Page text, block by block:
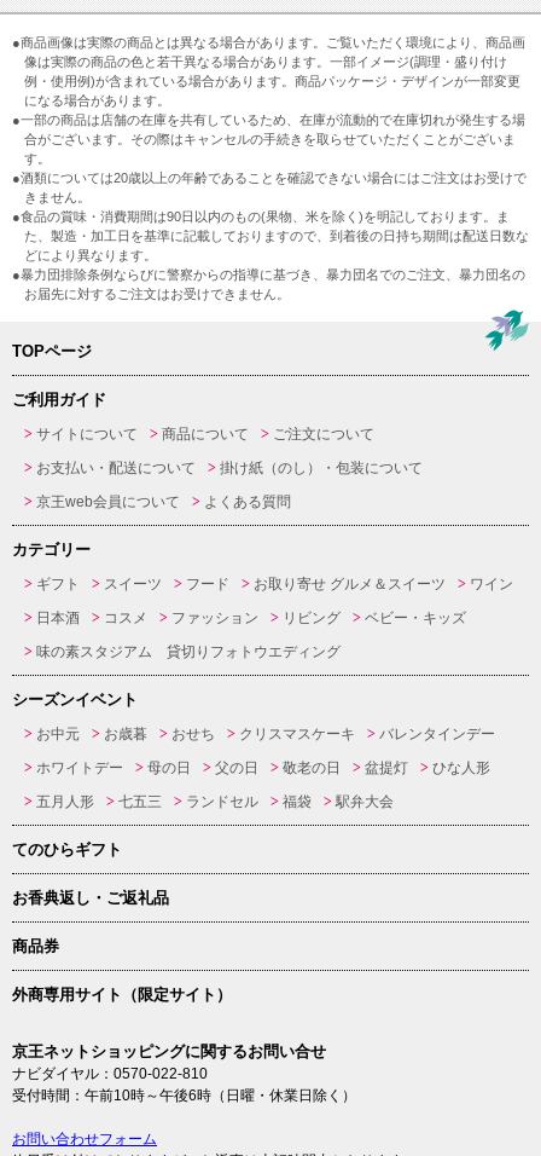
●商品画像は実際の商品とは異なる場合があります。ご覧いただく環境により、商品画
像は実際の商品の色と若干異なる場合があります。一部イメージ(調理・盛り付け
例・使用例)が含まれている場合があります。商品パッケージ・デザインが一部変更
になる場合があります。
●一部の商品は店舗の在庫を共有しているため、在庫が流動的で在庫切れが発生する場
合がございます。その際はキャンセルの手続きを取らせていただくことがございま
す。
●酒類については20歳以上の年齢であることを確認できない場合にはご注文はお受けで
きません。
●食品の賞味・消費期間は90日以内のもの(果物、米を除く)を明記しております。ま
た、製造・加工日を基準に記載しておりますので、到着後の日持ち期間は配送日数な
どにより異なります。
●暴力団排除条例ならびに警察からの指導に基づき、暴力団名でのご注文、暴力団名の
お届先に対するご注文はお受けできません。
TOPページ
ご利用ガイド
サイトについて 商品について
ご注文について
お支払い・配送について
掛け紙（のし）・包装について
京王web会員について
よくある質問
カテゴリー
ギフト スイーツ フード お取り寄せ グルメ＆スイーツ
ワイン
日本酒
コスメ ファッション リビング
ベビー・キッズ
味の素スタジアム 貸切りフォトウエディング
シーズンイベント
お中元 お歳暮 おせち クリスマスケーキ
バレンタインデー
ホワイトデー
母の日 父の日 敬老の日 盆提灯
ひな人形
五月人形
七五三 ランドセル 福袋 駅弁大会
てのひらギフト
お香典返し・ご返礼品
商品券
外商専用サイト（限定サイト）
京王ネットショッピングに関するお問い合せ
ナビダイヤル：0570-022-810
受付時間：午前10時～午後6時（日曜・休業日除く）
お問い合わせフォーム